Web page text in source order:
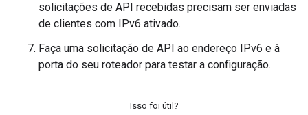
solicitações de API recebidas precisam ser enviadas
de clientes com IPv6 ativado.
Faça uma solicitação de API ao endereço IPv6 e à
porta do seu roteador para testar a configuração.
Isso foi útil?